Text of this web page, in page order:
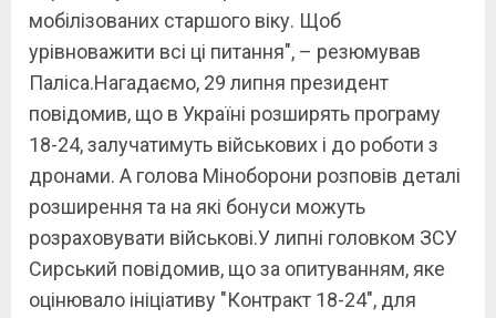
мобілізованих старшого віку. Щоб
урівноважити всі ці питання", – резюмував
Паліса.Нагадаємо, 29 липня президент
повідомив, що в Україні розширять програму
18-24, залучатимуть військових і до роботи з
дронами. А голова Міноборони розповів деталі
розширення та на які бонуси можуть
розраховувати військові.У липні головком ЗСУ
Сирський повідомив, що за опитуванням, яке
оцінювало ініціативу "Контракт 18-24", для